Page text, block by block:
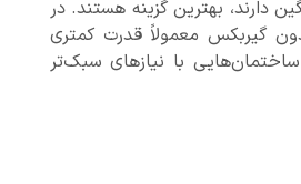
دارند، بهترین گزینه هستند. در
گیربکس معمولاً قدرت کمتری
با نیازهای سبک‌تر